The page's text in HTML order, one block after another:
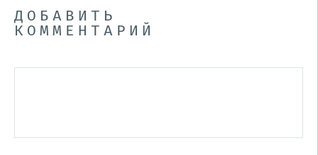
ДОБАВИТЬ
КОММЕНТАРИЙ